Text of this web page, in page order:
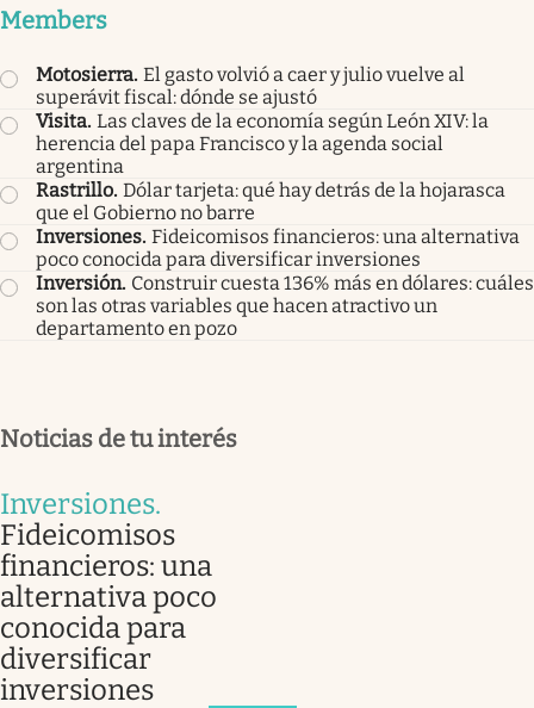
Members
Motosierra. El gasto volvió a caer y julio vuelve al
superávit fiscal: dónde se ajustó
Visita. Las claves de la economía según León XIV: la
herencia del papa Francisco y la agenda social
argentina
Rastrillo. Dólar tarjeta: qué hay detrás de la hojarasca
que el Gobierno no barre
Inversiones. Fideicomisos financieros: una alternativa
poco conocida para diversificar inversiones
Inversión. Construir cuesta 136% más en dólares: cuáles
son las otras variables que hacen atractivo un
departamento en pozo
Noticias de tu interés
Inversiones.
Fideicomisos
financieros: una
alternativa poco
conocida para
diversificar
inversiones